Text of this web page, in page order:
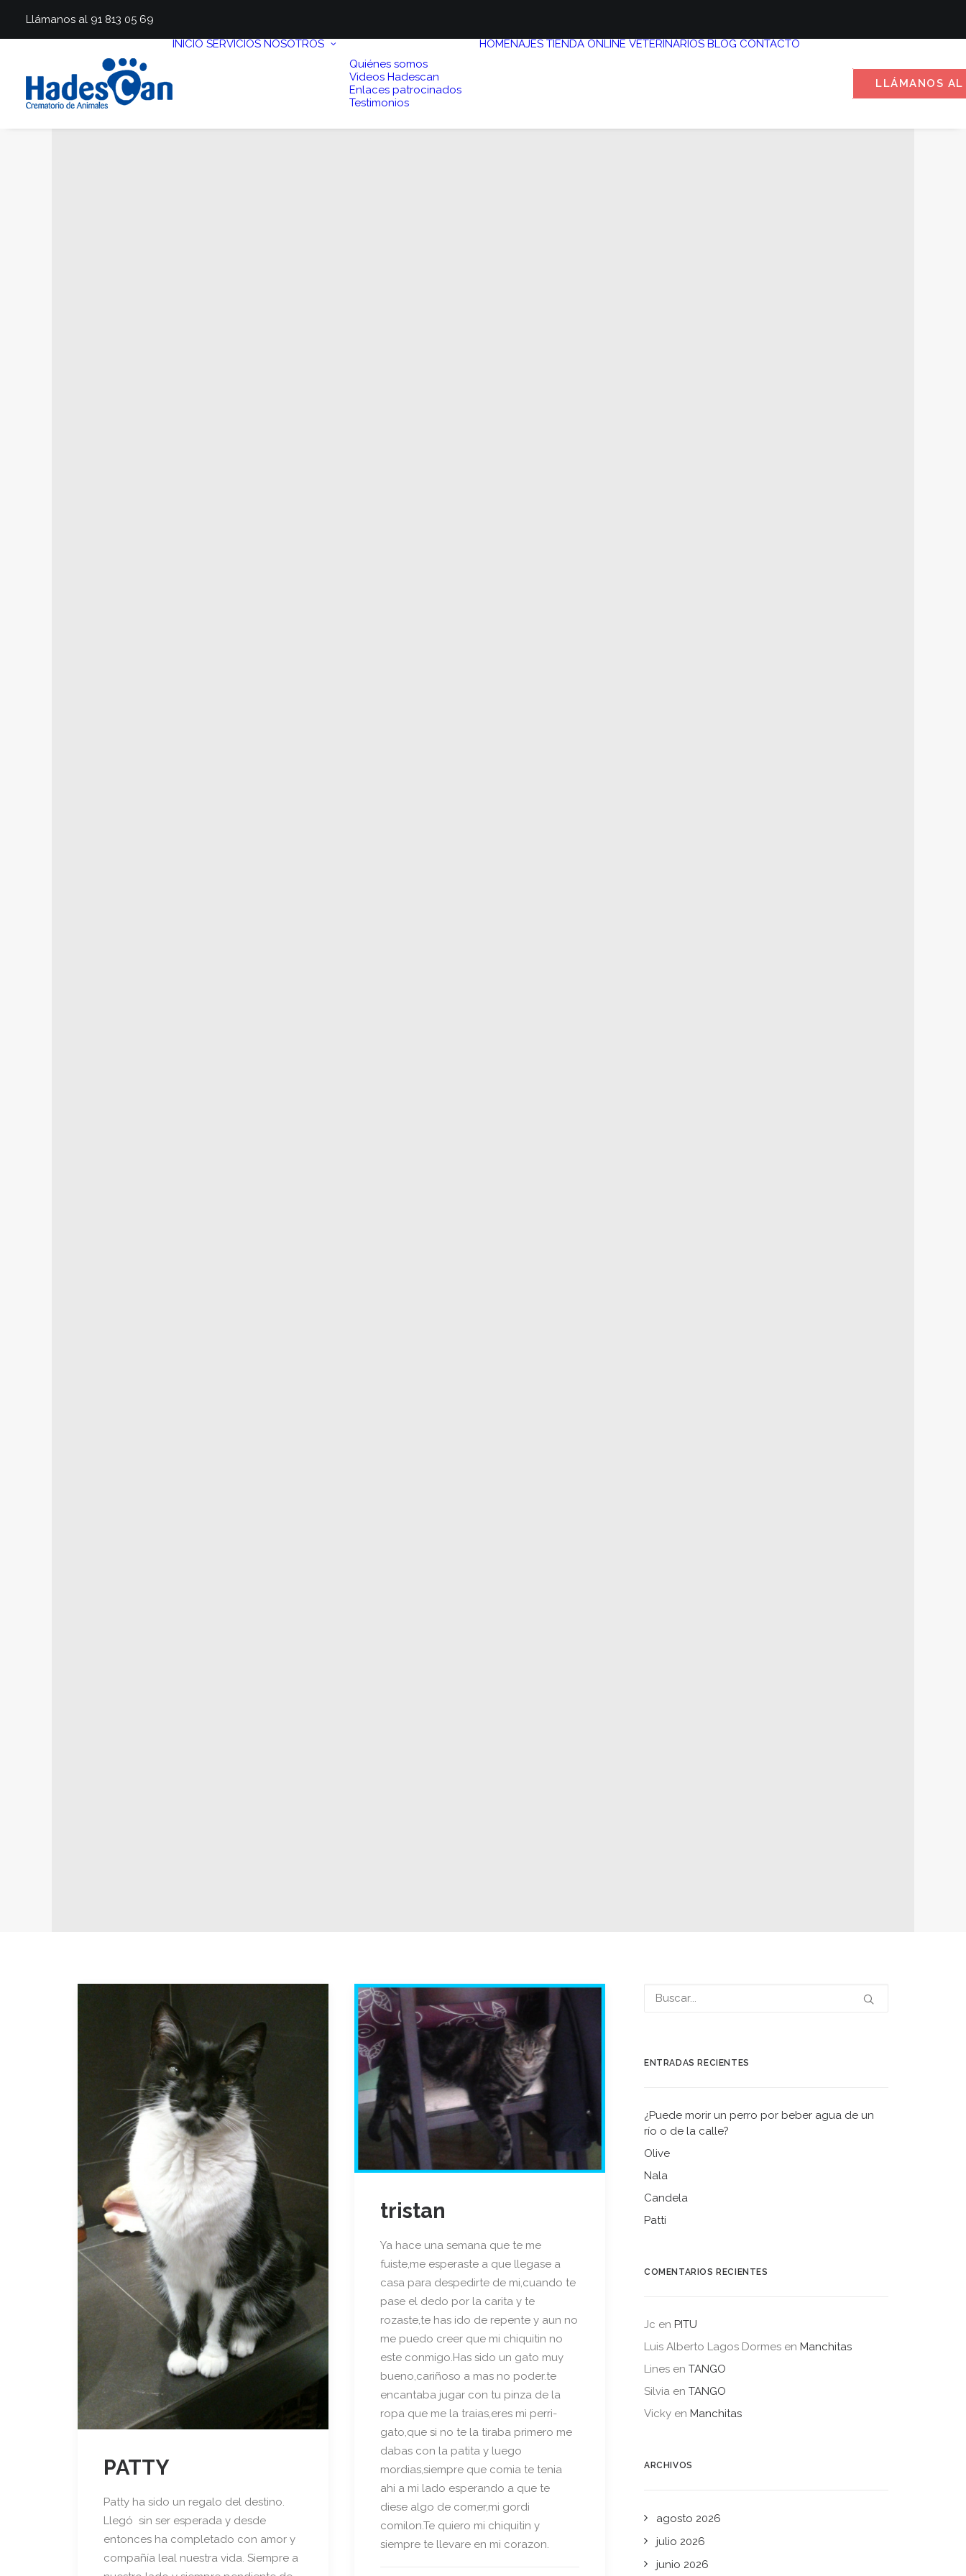
Llámanos al 91 813 05 69
INICIO SERVICIOS NOSOTROS
Quiénes somos
Videos Hadescan
Enlaces patrocinados
Testimonios
HOMENAJES TIENDA ONLINE VETERINARIOS BLOG CONTACTO
LLÁMANOS
PATTY
Patty ha sido un regalo del destino.
Llegó sin ser esperada y desde
entonces ha completado con amor y
compañía leal nuestra vida. Siempre a
tristan
Ya hace una semana que te me
fuiste,me esperaste a que llegase a
casa para despedirte de mi,cuando te
pase el dedo por la carita y te
rozaste,te has ido de repente y aun no
me puedo creer que mi chiquitin no
este conmigo.Has sido un gato muy
bueno,cariñoso a mas no poder.te
encantaba jugar con tu pinza de la
ropa que me la traias,eres mi perri-
gato,que si no te la tiraba primero me
dabas con la patita y luego
mordias,siempre que comia te tenia
ahi a mi lado esperando a que te
diese algo de comer,mi gordi
comilon.Te quiero mi chiquitin y
siempre te llevare en mi corazon.
ENTRADAS RECIENTES
¿Puede morir un perro por beber agua de un
río o de la calle?
Olive
Nala
Candela
Patti
COMENTARIOS RECIENTES
Jc en PITU
Luis Alberto Lagos Dormes en Manchitas
Lines en TANGO
Silvia en TANGO
Vicky en Manchitas
ARCHIVOS
agosto 2026
julio 2026
junio 2026